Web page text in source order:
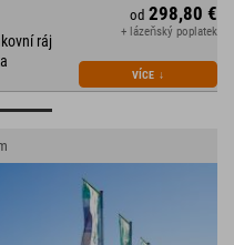
ráj
od 298,80 €
+ lázeňský poplatek
VÍCE ↓